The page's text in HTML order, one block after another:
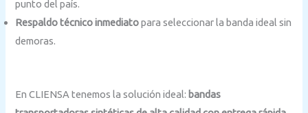
punto del país.
Respaldo técnico inmediatopara seleccionar la banda ideal sin
demoras.
En CLIENSA tenemos la solución ideal: bandas